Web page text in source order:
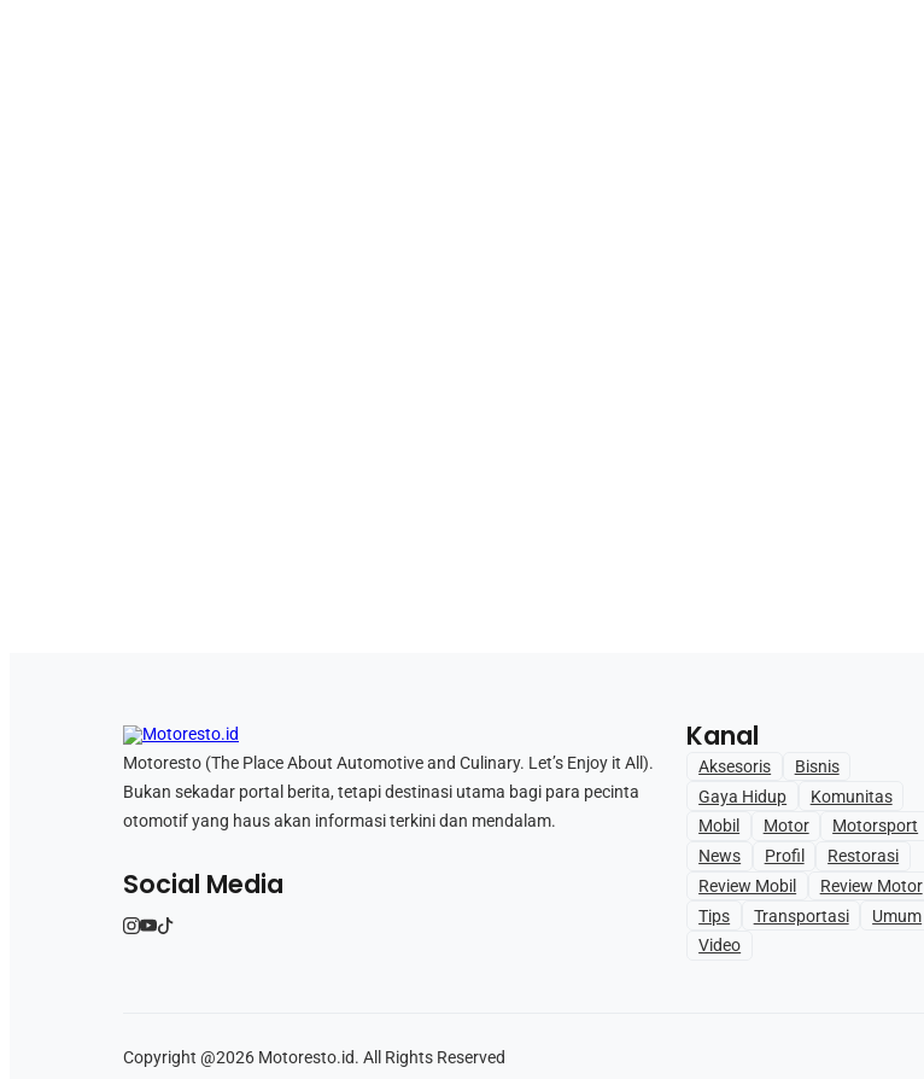
Motoresto (The Place About Automotive and Culinary. Let’s Enjoy it All).
Bukan sekadar portal berita, tetapi destinasi utama bagi para pecinta
otomotif yang haus akan informasi terkini dan mendalam.
Social Media
Kanal
Aksesoris
Bisnis
Gaya Hidup
Komunitas
Mobil
Motor
Motorsport
News
Profil
Restorasi
Review Mobil
Review Motor
Tips
Transportasi
Umum
Video
Copyright @2026 Motoresto.id. All Rights Reserved